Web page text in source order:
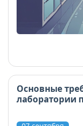
Основные
лаборатории